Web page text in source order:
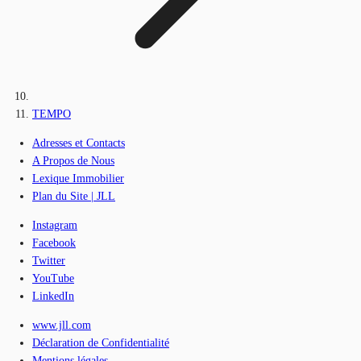
TEMPO
Adresses et Contacts
A Propos de Nous
Lexique Immobilier
Plan du Site | JLL
Instagram
Facebook
Twitter
YouTube
LinkedIn
www.jll.com
Déclaration de Confidentialité